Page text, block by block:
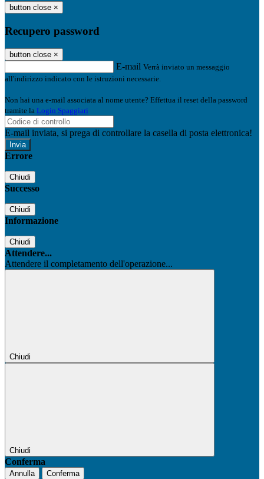
button close ×
Recupero password
button close ×
E-mail Verrà inviato un messaggio
all'indirizzo indicato con le istruzioni necessarie.
Non hai una e-mail associata al nome utente? Effettua il reset della password
tramite la Login Spaggiari
E-mail inviata, si prega di controllare la casella di posta elettronica!
Errore
Chiudi
Successo
Chiudi
Informazione
Chiudi
Attendere...
Attendere il completamento dell'operazione...
Chiudi
Chiudi
Conferma
Annulla Conferma